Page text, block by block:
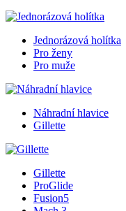
Jednorázová holítka
Pro ženy
Pro muže
Náhradní hlavice
Gillette
Gillette
ProGlide
Fusion5